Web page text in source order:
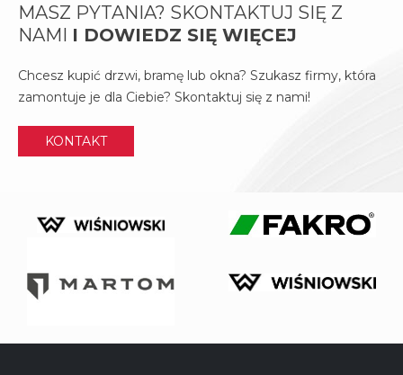
MASZ PYTANIA? SKONTAKTUJ SIĘ Z
NAMI I DOWIEDZ SIĘ WIĘCEJ
Chcesz kupić drzwi, bramę lub okna? Szukasz firmy, która
zamontuje je dla Ciebie? Skontaktuj się z nami!
KONTAKT